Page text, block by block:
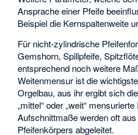
Ansprache einer Pfeife
Beispiel die Kernspaltenweite
Für nicht-zylindrische
Gemshorn, Spillpfeife,
entsprechend noch weitere
Weitenmensur ist die
Orgelbau, aus ihr ergibt sich
„mittel“ oder „weit“
Aufschnittmaße werden oft
Pfeifenkörpers abgeleitet.